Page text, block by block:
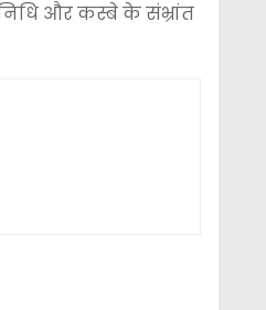
और कस्बे के संभ्रांत